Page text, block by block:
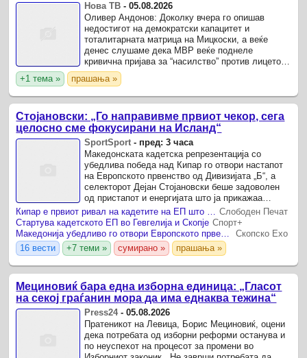
Нова ТВ -05.08.2026
Оливер Андонов: Доколку вчера го опишав
недостигот на демократски капацитет и
тоталитарната матрица на Мицкоски, а веќе
денес слушаме дека МВР веќе поднеле
кривична пријава за “насилство” против лицето
кое го “навредило” (според МВР го изнасилило)
Мицкоски на 2-ри Август во ...
+1 тема » прашања »
Стојановски: „Го направивме првиот чекор, сега
целосно сме фокусирани на Исланд“
SportSport - пред: 3 часа
Македонската кадетска репрезентација со
убедлива победа над Кипар го отвори настапот
на Европското првенство од Дивизијата „Б“, а
селекторот Дејан Стојановски беше задоволен
од пристапот и енергијата што ја прикажаа
неговите избраници.
Кипар е првиот ривал на кадетите на ЕП што се одржува во Гевгелија и во Скопје Слободен Печат
Стартува кадетското ЕП во Гевгелија и Скопје Спорт+
Македонија убедливо го отвори Европското првенство, Кипар немоќен во Гевгелија
Скопско Ехо
16 вести
+7 теми » сумирано » прашања »
Мециновиќ бара една изборна единица: „Гласот
на секој граѓанин мора да има еднаква тежина“
Press24-05.08.2026
Пратеникот на Левица, Борис Мециновиќ, оцени
дека потребата од изборни реформи останува и
по неуспехот на процесот за промени во